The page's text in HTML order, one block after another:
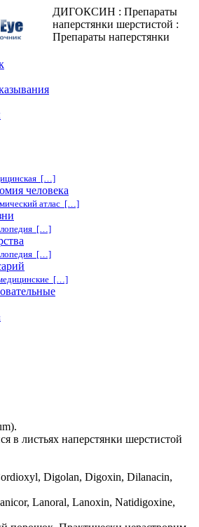
ДИГОКСИН : Препараты
наперстянки шерстистой :
Препараты наперстянки
[…]
человека
атлас […]
[…]
[…]
[…]
в листьях наперстянки шерстистой
Digolan, Digoxin, Dilanacin,
Lanoral, Lanoxin, Natidigoxine,